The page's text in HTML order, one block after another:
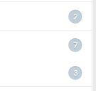
2
7
3